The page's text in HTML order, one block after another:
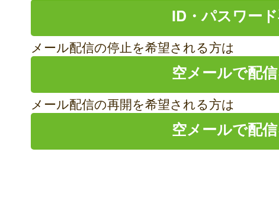
ID・パスワー
メール配信の停止を希望される方は
空メールで配
メール配信の再開を希望される方は
空メールで配